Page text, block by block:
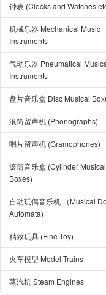
钟表 (Clocks and Watches
机械乐器 Mechanical Music
Instruments
气动乐器 Pneumatical
Instruments
盘片音乐盒 Disc Musical
滚筒留声机 (Phonographs)
唱片留声机 (Gramophones)
滚筒音乐盒 (Cylinder Musical
Boxes)
自动玩偶音乐机 （Musical
Automata)
精致玩具 (Fine Toy)
火车模型 Model Trains
蒸汽机 Steam Engines